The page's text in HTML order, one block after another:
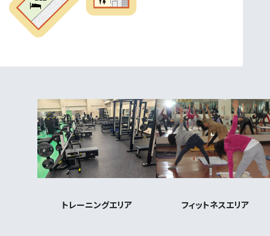
トレーニングエリア フィットネスエリア